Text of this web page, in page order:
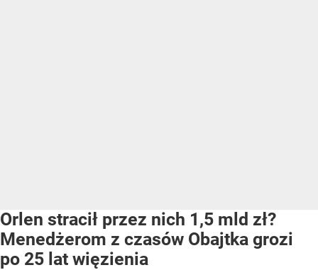
Orlen stracił przez nich 1,5 mld zł?
Menedżerom z czasów Obajtka grozi
po 25 lat więzienia